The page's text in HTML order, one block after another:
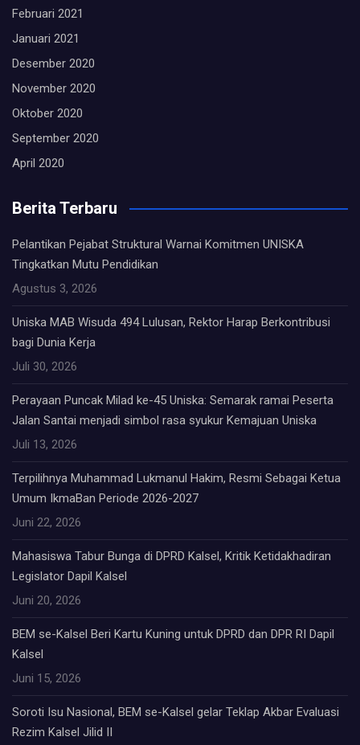
Februari 2021
Januari 2021
Desember 2020
November 2020
Oktober 2020
September 2020
April 2020
Berita Terbaru
Pelantikan Pejabat Struktural Warnai Komitmen UNISKA
Tingkatkan Mutu Pendidikan
Agustus 3, 2026
Uniska MAB Wisuda 494 Lulusan, Rektor Harap Berkontribusi
bagi Dunia Kerja
Juli 30, 2026
Perayaan Puncak Milad ke-45 Uniska: Semarak ramai Peserta
Jalan Santai menjadi simbol rasa syukur Kemajuan Uniska
Juli 13, 2026
Terpilihnya Muhammad Lukmanul Hakim, Resmi Sebagai Ketua
Umum IkmaBan Periode 2026-2027
Juni 22, 2026
Mahasiswa Tabur Bunga di DPRD Kalsel, Kritik Ketidakhadiran
Legislator Dapil Kalsel
Juni 20, 2026
BEM se-Kalsel Beri Kartu Kuning untuk DPRD dan DPR RI Dapil
Kalsel
Juni 15, 2026
Soroti Isu Nasional, BEM se-Kalsel gelar Teklap Akbar Evaluasi
Rezim Kalsel Jilid II